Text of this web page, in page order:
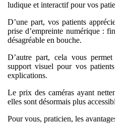
ludique et interactif pour vos patients.
D’une part, vos patients apprécient la
prise d’empreinte numérique : fini les
désagréable en bouche.
D’autre part, cela vous permet
support visuel pour vos patients, qui
explications.
Le prix des caméras ayant nettement
elles sont désormais plus accessibles
Pour vous, praticien, les avantages sont